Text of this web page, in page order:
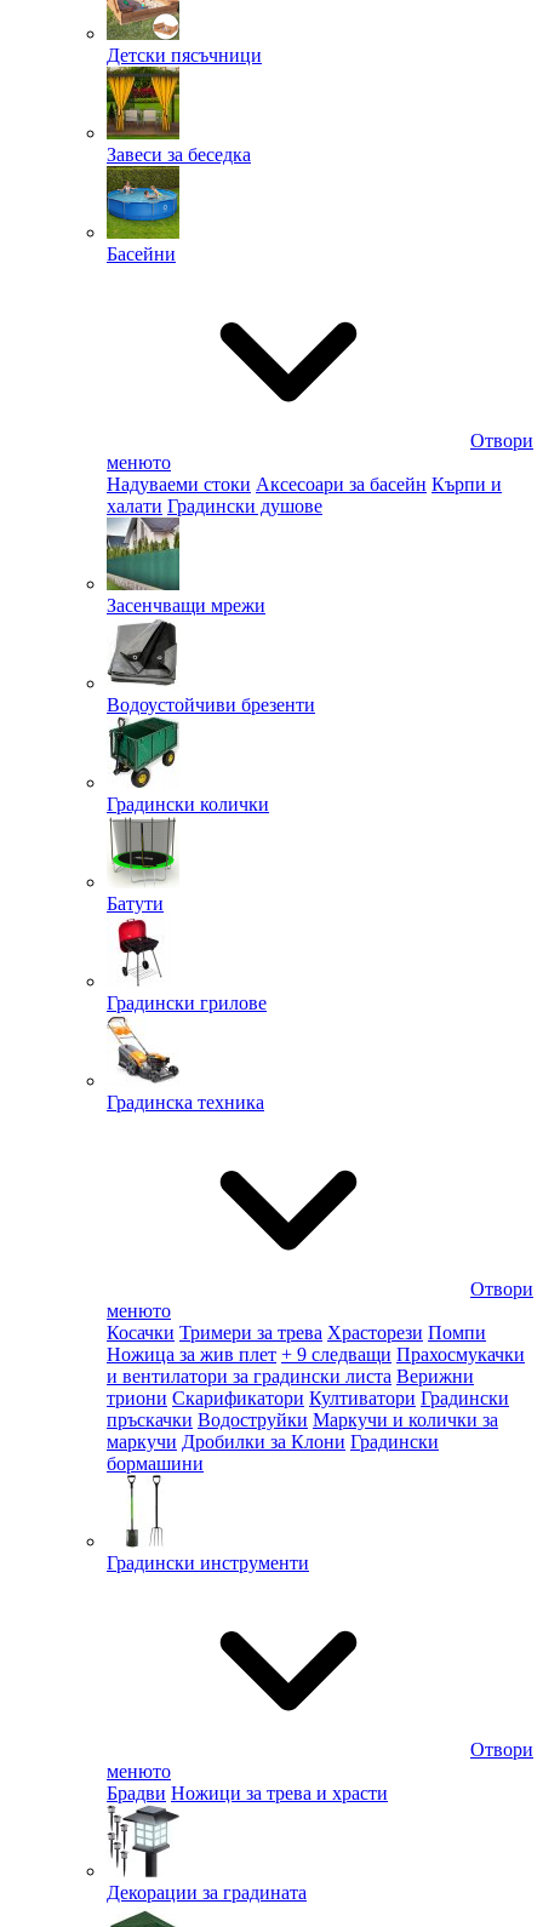
Детски пясъчници
Завеси за беседка
Басейни
Отвори
менюто
Надуваеми стоки Аксесоари за басейн Кърпи и
халати Градински душове
Засенчващи мрежи
Водоустойчиви брезенти
Градински колички
Батути
Градински грилове
Градинска техника
Отвори
менюто
Косачки Тримери за трева Храсторези Помпи
Ножица за жив плет + 9 следващи Прахосмукачки
и вентилатори за градински листа Верижни
триони Скарификатори Култиватори Градински
пръскачки Водоструйки Маркучи и колички за
маркучи Дробилки за Клони Градински
бормашини
Градински инструменти
Отвори
менюто
Брадви Ножици за трева и храсти
Декорации за градината